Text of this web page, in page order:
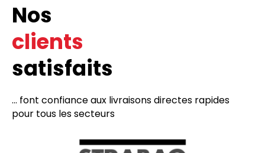
Nos
clients
satisfaits
... font confiance aux livraisons directes rapides
pour tous les secteurs